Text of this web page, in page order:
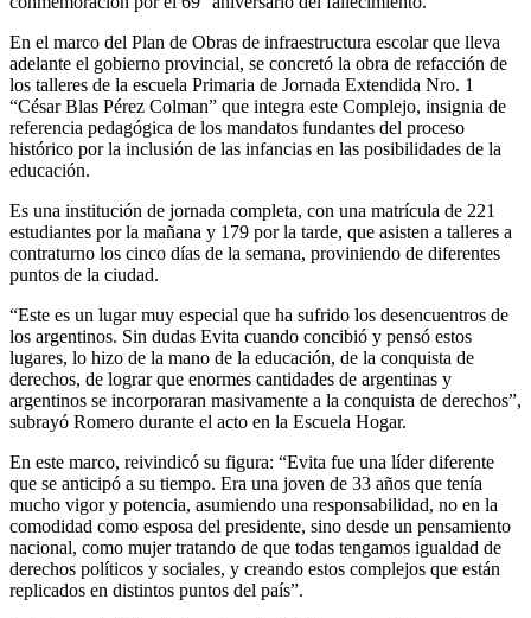
En el marco del Plan de Obras de infraestructura escolar que lleva
adelante el gobierno provincial, se concretó la obra de refacción de
los talleres de la escuela Primaria de Jornada Extendida Nro. 1
“César Blas Pérez Colman” que integra este Complejo, insignia de
referencia pedagógica de los mandatos fundantes del proceso
histórico por la inclusión de las infancias en las posibilidades de la
educación.
Es una institución de jornada completa, con una matrícula de 221
estudiantes por la mañana y 179 por la tarde, que asisten a talleres a
contraturno los cinco días de la semana, proviniendo de diferentes
puntos de la ciudad.
“Este es un lugar muy especial que ha sufrido los desencuentros de
los argentinos. Sin dudas Evita cuando concibió y pensó estos
lugares, lo hizo de la mano de la educación, de la conquista de
derechos, de lograr que enormes cantidades de argentinas y
argentinos se incorporaran masivamente a la conquista de derechos”,
subrayó Romero durante el acto en la Escuela Hogar.
En este marco, reivindicó su figura: “Evita fue una líder diferente
que se anticipó a su tiempo. Era una joven de 33 años que tenía
mucho vigor y potencia, asumiendo una responsabilidad, no en la
comodidad como esposa del presidente, sino desde un pensamiento
nacional, como mujer tratando de que todas tengamos igualdad de
derechos políticos y sociales, y creando estos complejos que están
replicados en distintos puntos del país”.